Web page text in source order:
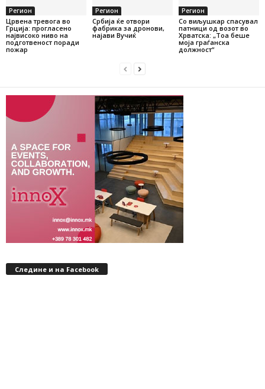
Регион
Црвена тревога во
Грција: прогласено
највисоко ниво на
подготвеност поради
пожар
Регион
Србија ќе отвори
фабрика за дронови,
најави Вучиќ
Регион
Со виљушкар спасувал
патници од возот во
Хрватска: „Тоа беше
моја граѓанска
должност“
Следине и на Facebook